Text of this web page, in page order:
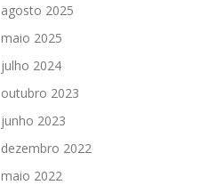
agosto 2025
maio 2025
julho 2024
outubro 2023
junho 2023
dezembro 2022
maio 2022